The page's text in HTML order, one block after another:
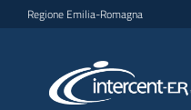
Vai al contenuto
Vai alla navigazione
Vai al footer
Regione Emilia-Romagna
per lo